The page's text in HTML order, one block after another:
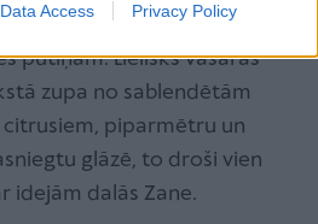
Data Access Privacy Policy
Es, piemēram, gatavoju
putiņām. Lielisks vasaras
zupa no sablendētām
piparmētru un
glāzē, to droši vien
idejām dalās Zane.